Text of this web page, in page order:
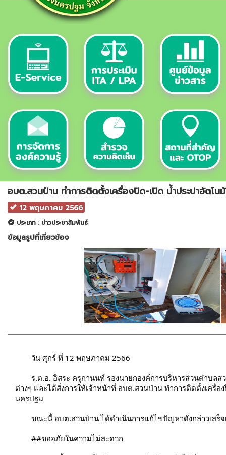
อบต.สวนป่าน ทำการติดตั้งเครื่องปิด-เปิด น้ำประปาอัตโ
12 พฤษภาคม 2566
ประเภท : ข่าวประชาสัมพันธ์
ข้อมูลรูปที่เกี่ยวข้อง
	วัน ศุกร์ ที่ 12 พฤษภาคม 2566
ต่างๆ และได้สั่งการให้เจ้าหน้าที่ อบต.สวนป่าน ทำการติดตั้งเค
นครปฐม
ขณะนี้ อบต.สวนป่าน ได้ดำเนินการแก้ไขปัญหาดังกล่าวเสร็
	#
#ขออภัยในความไม่สะดวก